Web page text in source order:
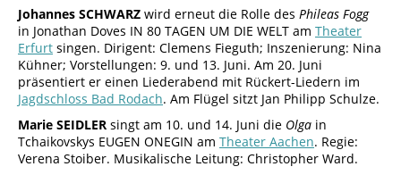
Johannes SCHWARZ wird erneut die Rolle des Phileas Fogg
in Jonathan Doves IN 80 TAGEN UM DIE WELT am Theater
Erfurt singen. Dirigent: Clemens Fieguth; Inszenierung: Nina
Kühner; Vorstellungen: 9. und 13. Juni. Am 20. Juni
präsentiert er einen Liederabend mit Rückert-Liedern im
Jagdschloss Bad Rodach. Am Flügel sitzt Jan Philipp Schulze.
Marie SEIDLER singt am 10. und 14. Juni die Olga in
Tchaikovskys EUGEN ONEGIN am Theater Aachen. Regie:
Verena Stoiber. Musikalische Leitung: Christopher Ward.